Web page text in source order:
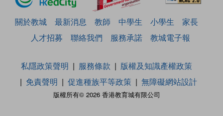
關於教城 最新消息 教師 中學生 小學生
家長
人才招募
聯絡我們 服務承諾 教城電子報
版權所有© 2026 香港教育城有限公司
私隱政策聲明 服務條款
版權及知識產權政策
免責聲明
促進種族平等政策 無障礙網站設計